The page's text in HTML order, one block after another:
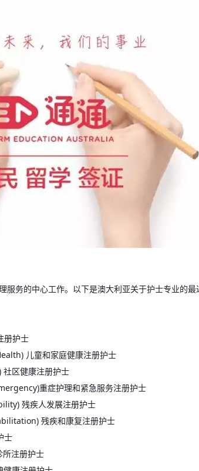
服务的中心工作。以下是澳大利亚关于护士专业的最
册护士
儿童和家庭健康注册护士
区健康注册护士
重症护理和紧急服务注册护士
残疾人发展注册护士
残疾和康复注册护士
士
注册护士